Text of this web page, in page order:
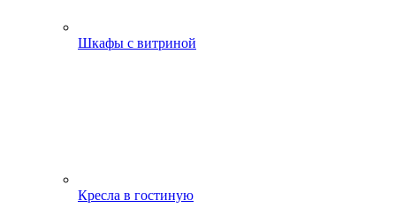
Шкафы с витриной
Кресла в гостиную